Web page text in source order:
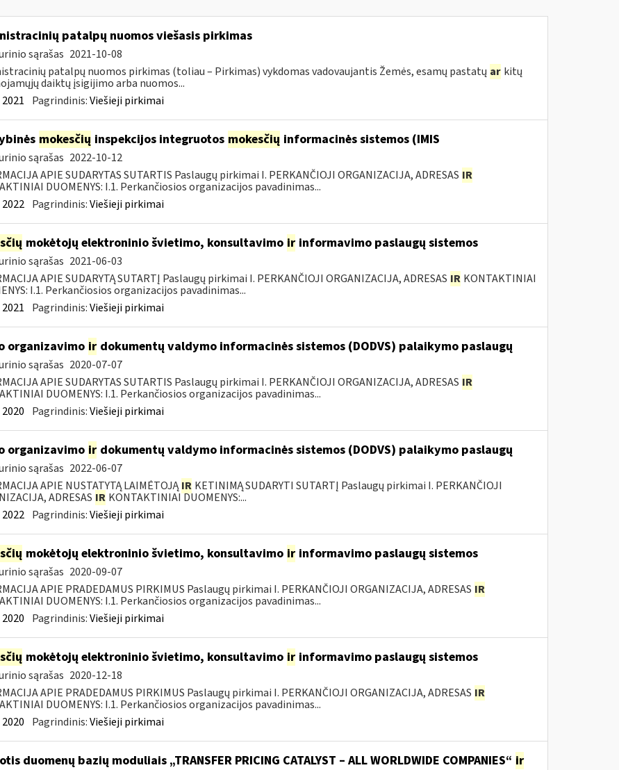
patalpų nuomos viešasis pirkimas
sąrašas 2021-10-08
patalpų nuomos pirkimas (toliau – Pirkimas) vykdomas vadovaujantis Žemės, esamų pastatų ar kitų
daiktų įsigijimo arba nuomos...
2021 Pagrindinis:Viešieji pirkimai
mokesčių inspekcijos integruotos mokesčių informacinės sistemos (IMIS
sąrašas 2022-10-12
APIE SUDARYTAS SUTARTIS Paslaugų pirkimai I. PERKANČIOJI ORGANIZACIJA, ADRESAS IR
DUOMENYS: I.1. Perkančiosios organizacijos pavadinimas...
2022 Pagrindinis:Viešieji pirkimai
mokėtojų elektroninio švietimo, konsultavimo irinformavimo paslaugų sistemos
sąrašas 2021-06-03
APIE SUDARYTĄ SUTARTĮ Paslaugų pirkimai I. PERKANČIOJI ORGANIZACIJA, ADRESAS IR KONTAKTINIAI
I.1. Perkančiosios organizacijos pavadinimas...
2021 Pagrindinis:Viešieji pirkimai
organizavimo irdokumentų valdymo informacinės sistemos (DODVS) palaikymo paslaugų
sąrašas 2020-07-07
APIE SUDARYTAS SUTARTIS Paslaugų pirkimai I. PERKANČIOJI ORGANIZACIJA, ADRESAS IR
DUOMENYS: I.1. Perkančiosios organizacijos pavadinimas...
2020 Pagrindinis:Viešieji pirkimai
organizavimo irdokumentų valdymo informacinės sistemos (DODVS) palaikymo paslaugų
sąrašas 2022-06-07
APIE NUSTATYTĄ LAIMĖTOJĄIR KETINIMĄ SUDARYTI SUTARTĮ Paslaugų pirkimai I. PERKANČIOJI
ADRESAS IR KONTAKTINIAI DUOMENYS:...
2022 Pagrindinis:Viešieji pirkimai
mokėtojų elektroninio švietimo, konsultavimo irinformavimo paslaugų sistemos
sąrašas 2020-09-07
APIE PRADEDAMUS PIRKIMUS Paslaugų pirkimai I. PERKANČIOJI ORGANIZACIJA, ADRESAS IR
DUOMENYS: I.1. Perkančiosios organizacijos pavadinimas...
2020 Pagrindinis:Viešieji pirkimai
mokėtojų elektroninio švietimo, konsultavimo irinformavimo paslaugų sistemos
sąrašas 2020-12-18
APIE PRADEDAMUS PIRKIMUS Paslaugų pirkimai I. PERKANČIOJI ORGANIZACIJA, ADRESAS IR
DUOMENYS: I.1. Perkančiosios organizacijos pavadinimas...
2020 Pagrindinis:Viešieji pirkimai
duomenų bazių moduliais „TRANSFER PRICING CATALYST – ALL WORLDWIDE COMPANIES“ ir